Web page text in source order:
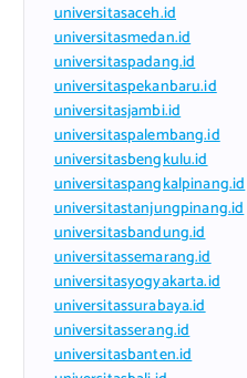
universitasaceh.id
universitasmedan.id
universitaspadang.id
universitaspekanbaru.id
universitasjambi.id
universitaspalembang.id
universitasbengkulu.id
universitaspangkalpinang.id
universitastanjungpinang.id
universitasbandung.id
universitassemarang.id
universitasyogyakarta.id
universitassurabaya.id
universitasserang.id
universitasbanten.id